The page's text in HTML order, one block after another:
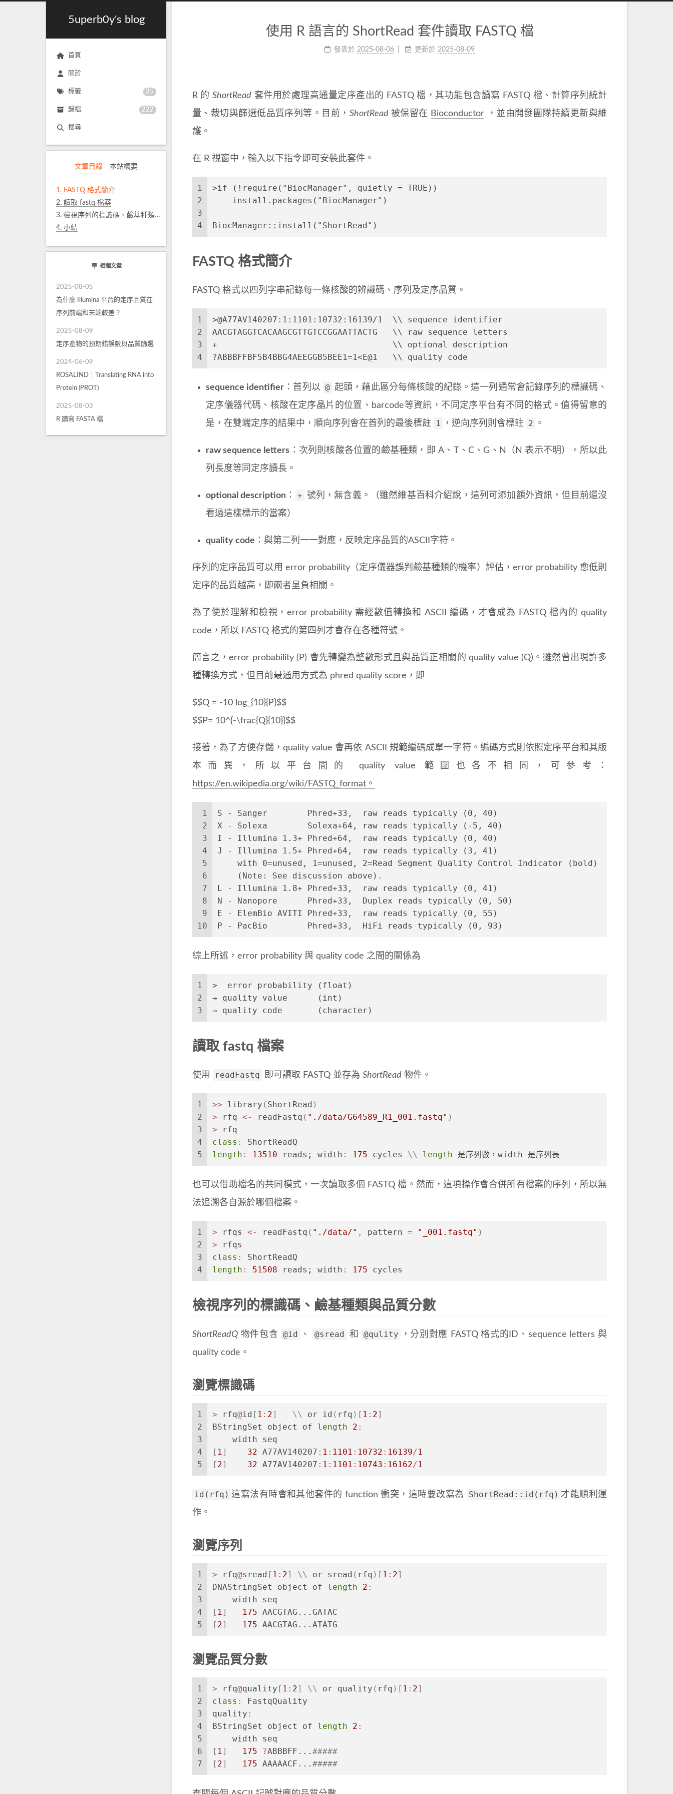
5uperb0y's blog
首頁
關於
標籤 35
歸檔 222
搜尋
文章目錄 本站概要
1. FASTQ 格式簡介
2. 讀取 fastq 檔案
3. 檢視序列的標識碼、鹼基種類與品質分數
4. 小結
相關文章
2025-08-05
為什麼 Illumina 平台的定序品質在
序列前端和末端較差？
2025-08-09
定序產物的預期錯誤數與品質篩選
2024-06-09
ROSALIND｜Translating RNA into
Protein (PROT)
2025-08-03
R 讀寫 FASTA 檔
使用 R 語言的 ShortRead 套件讀取 FASTQ 檔
發表於 2025-08-06 更新於 2025-08-09
R 的ShortRead 套件用於處理高通量定序產出的 FASTQ 檔，其功能包含讀寫 FASTQ 檔、計算序列統計
量、裁切與篩選低品質序列等。目前， ShortRead 被保留在 Bioconductor ，並由開發團隊持續更新與維
護。
在 R 視窗中，輸入以下指令即可安裝此套件。
1
2
3
4
>if (!require("BiocManager", quietly = TRUE))
    install.packages("BiocManager")
BiocManager::install("ShortRead")
FASTQ 格式簡介
FASTQ 格式以四列字串記錄每一條核酸的辨識碼、序列及定序品質。
1
2
3
4
>@A77AV140207:1:1101:10732:16139/1  \\ sequence identifier
AACGTAGGTCACAAGCGTTGTCCGGAATTACTG   \\ raw sequence letters
+ 				    \\ optional description
?ABBBFFBF5B4BBG4AEEGGB5BEE1=1<E@1   \\ quality code
sequence identifier ：首列以 @ 起頭，藉此區分每條核酸的紀錄。這一列通常會記錄序列的標識碼、
定序儀器代碼、核酸在定序晶片的位置、barcode等資訊，不同定序平台有不同的格式。值得留意的
是，在雙端定序的結果中，順向序列會在首列的最後標註
1 ，逆向序列則會標註 2 。
raw sequence letters ：次列則核酸各位置的鹼基種類，即 A、T、C、G、N（N 表示不明），所以此
列長度等同定序讀長。
optional description ： + 號列，無含義。（雖然維基百科介紹說，這列可添加額外資訊，但目前還沒
看過這樣標示的當案）
quality code ：與第二列一一對應，反映定序品質的ASCII字符。
序列的定序品質可以用 error probability（定序儀器誤判鹼基種類的機率）評估，error probability 愈低則
定序的品質越高，即兩者呈負相關。
為了便於理解和檢視，error probability 需經數值轉換和 ASCII 編碼，才會成為 FASTQ 檔內的 quality
code，所以 FASTQ 格式的第四列才會存在各種符號。
簡言之，error probability (P) 會先轉變為整數形式且與品質正相關的 quality value (Q)。雖然曾出現許多
種轉換方式，但目前最通用方式為 phred quality score，即
$$Q = -10 log_{10}{P}$$
$$P= 10^{-\frac{Q}{10}}$$​
接著，為了方便存儲，quality value 會再依 ASCII 規範編碼成單一字符。編碼方式則依照定序平台和其版
本而異，所以平台間的 quality value 範圍也各不相同，可參考：
https://en.wikipedia.org/wiki/FASTQ_format。
1
2
3
4
5
6
7
8
9
10
S - Sanger        Phred+33,  raw reads typically (0, 40)
X - Solexa        Solexa+64, raw reads typically (-5, 40)
I - Illumina 1.3+ Phred+64,  raw reads typically (0, 40)
J - Illumina 1.5+ Phred+64,  raw reads typically (3, 41)
    with 0=unused, 1=unused, 2=Read Segment Quality Control Indicator (bold)
    (Note: See discussion above).
L - Illumina 1.8+ Phred+33,  raw reads typically (0, 41)
N - Nanopore      Phred+33,  Duplex reads typically (0, 50)
E - ElemBio AVITI Phred+33,  raw reads typically (0, 55)
P - PacBio        Phred+33,  HiFi reads typically (0, 93)
綜上所述，error probability 與 quality code 之間的關係為
1
2
3
>  error probability (float)
→ quality code 	     (character)
讀取 fastq 檔案
使用 readFastq 即可讀取 FASTQ 並存為 ShortRead 物件。
1
2
3
4
5
>> library ( ShortRead )
> rfq <- readFastq ( "./data/G64589_R1_001.fastq" )
> rfq
class :
ShortReadQ
length : 13510 reads; width : 175 cycles \\ length 是序列數，width 是序列長
也可以借助檔名的共同模式，一次讀取多個 FASTQ 檔。然而，這項操作會合併所有檔案的序列，所以無
法追溯各自源於哪個檔案。
1
2
3
4
> rfqs <- readFastq ( "./data/" , pattern = "_001.fastq" )
> rfqs
class :
ShortReadQ
length : 51508 reads; width : 175 cycles
檢視序列的標識碼、鹼基種類與品質分數
ShortReadQ 物件包含 @id 、 @sread 和 @qulity
，分別對應 FASTQ 格式的ID、sequence letters 與
quality code。
瀏覽標識碼
1
2
3
4
5
> rfq@id [ 1 : 2] \\ or id ( rfq ) [ 1 : 2]
BStringSet object of length 2 :
    width seq
[ 1] 32 A77AV140207 : 1 : 1101 : 10732 : 16139/1
[ 2] 32 A77AV140207 : 1 : 1101 : 10743 : 16162/1
id(rfq) 這寫法有時會和其他套件的 function 衝突，這時要改寫為 ShortRead::id(rfq) 才能順利運
作。
瀏覽序列
1
2
3
4
5
> rfq@sread [ 1 : 2] \\ or sread ( rfq ) [ 1 : 2]
DNAStringSet object of length 2 :
    width seq
[ 1] 175 AACGTAG...GATAC
[ 2] 175 AACGTAG...ATATG
瀏覽品質分數
1
2
3
4
5
6
7
> rfq@quality [ 1 : 2] \\ or quality ( rfq ) [ 1 : 2]
class :
FastqQuality
quality :
BStringSet object of length 2 :
    width seq
[ 1] 175 ?ABBBFF... #####
[ 2] 175 AAAAACF... #####